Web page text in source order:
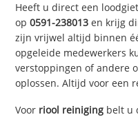
Heeft u direct een
op0591-238013 en krijg
zijn vrijwel altijd binnen
opgeleide medewerkers
verstoppingen of andere
oplossen. Altijd voor een
Voor riool reiniging belt u